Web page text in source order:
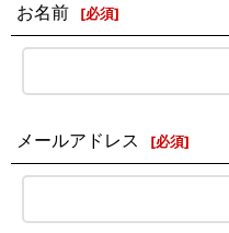
お名前 [必須]
メールアドレス [必須]